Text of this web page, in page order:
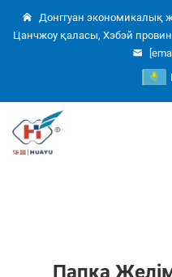
Донггуан экономикалық
Цанчжоу қаласы, Хэбэй
Папка